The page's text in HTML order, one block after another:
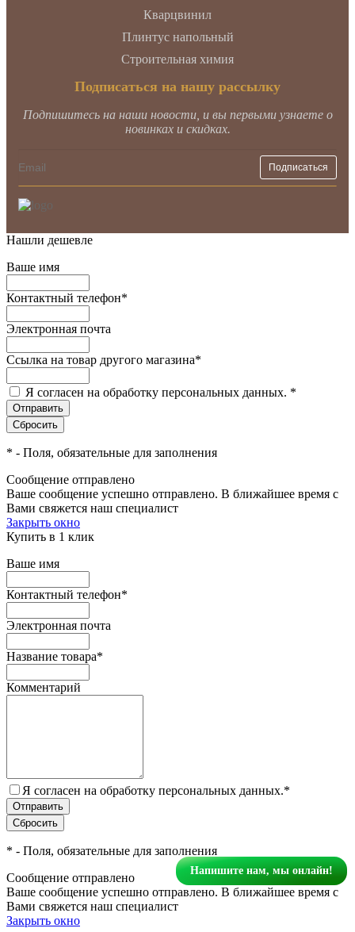
Кварцвинил
Плинтус напольный
Строительная химия
Подписаться на нашу рассылку
Подпишитесь на наши новости, и вы первыми узнаете о
новинках и скидках.
Нашли дешевле
Ваше имя
Контактный телефон*
Электронная почта
Ссылка на товар другого магазина*
Я согласен на обработку персональных данных. *
* - Поля, обязательные для заполнения
Сообщение отправлено
Ваше сообщение успешно отправлено. В ближайшее время с
Вами свяжется наш специалист
Закрыть окно
Купить в 1 клик
Ваше имя
Контактный телефон*
Электронная почта
Название товара*
Комментарий
Я согласен на обработку персональных данных.*
* - Поля, обязательные для заполнения
Сообщение отправлено
Ваше сообщение успешно отправлено. В ближайшее время с
Вами свяжется наш специалист
Закрыть окно
Напишите нам, мы онлайн!